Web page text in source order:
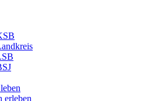
erleben